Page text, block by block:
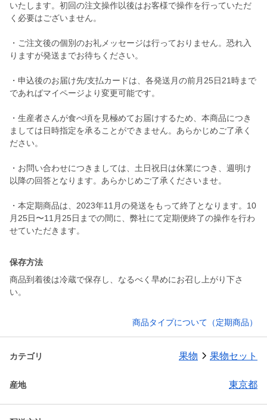
いたします。初回の注文操作以後はお客様で操作を行っていただ
く必要はございません。
・ご注文後の個別のお礼メッセージは行っておりません。恐れ入
りますが発送までお待ちください。
・申込後のお届け先/支払カードは、各発送月の前月25日21時まで
であればマイページより変更可能です。
・生産者さんが食べ頃を見極めてお届けするため、本商品につき
ましては日時指定を承ることができません。あらかじめご了承く
ださい。
・お問い合わせにつきましては、土日祝日は休業につき、週明け
以降の回答となります。あらかじめご了承くださいませ。
・本定期商品は、2023年11月の発送をもって終了となります。10
月25日〜11月25日までの間に、弊社にて定期便終了の操作を行わ
保存方法
商品到着後は冷蔵で保存し、なるべく早めにお召し上がり下さ
い。
商品タイプについて（定期商品）
カテゴリ 果物 果物セット
産地 東京都